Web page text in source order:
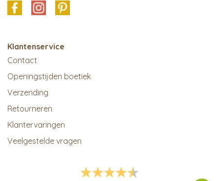
Klantenservice
Contact
Openingstijden boetiek
Verzending
Retourneren
Klantervaringen
Veelgestelde vragen